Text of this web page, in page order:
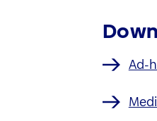
Ad-